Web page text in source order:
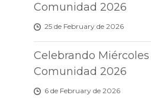
Comunidad 2026
25 de February de 2026
Celebrando
Comunidad 2026
6 de February de 2026